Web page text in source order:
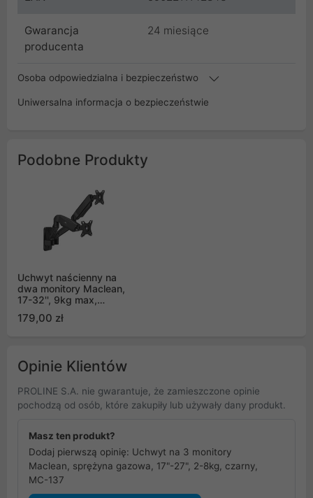
Gwarancja
producenta
24 miesiące
Osoba odpowiedzialna i bezpieczeństwo
Uniwersalna informacja o bezpieczeństwie
Podobne Produkty
Uchwyt naścienny na
dwa monitory Maclean,
17-32'', 9kg max,
sprężyna mechaniczna,
MC-988
179,00 zł
Opinie Klientów
PROLINE S.A. nie gwarantuje, że zamieszczone opinie
pochodzą od osób, które zakupiły lub używały dany produkt.
Masz ten produkt?
Dodaj pierwszą opinię: Uchwyt na 3 monitory
Maclean, sprężyna gazowa, 17"-27", 2-8kg, czarny,
MC-137